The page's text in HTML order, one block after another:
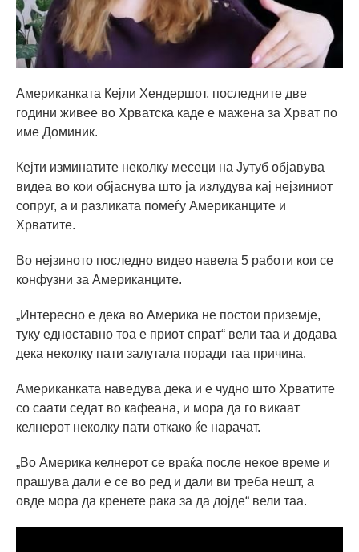
Американката Кејли Хендершот, последните две
години живее во Хрватска каде е мажена за Хрват по
име Доминик.
Кејти изминатите неколку месеци на Јутуб објавува
видеа во кои објаснува што ја излудува кај нејзиниот
сопруг, а и разликата помеѓу Американците и
Хрватите.
Во нејзиното последно видео навела 5 работи кои се
конфузни за Американците.
„Интересно е дека во Америка не постои приземје,
туку едноставно тоа е приот спрат“ вели таа и додава
дека неколку пати залутала поради таа причина.
Американката наведува дека и е чудно што Хрватите
со саати седат во кафеана, и мора да го викаат
келнерот неколку пати откако ќе нарачат.
„Во Америка келнерот се враќа после некое време и
прашува дали е се во ред и дали ви треба нешт, а
овде мора да кренете рака за да дојде“ вели таа.